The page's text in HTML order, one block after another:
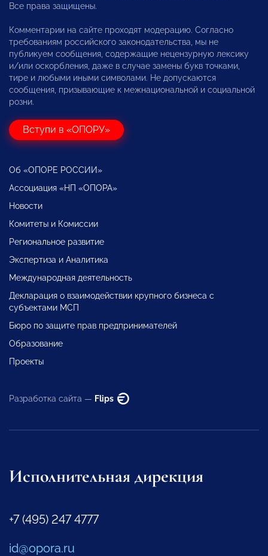
Все права защищены.
Комментарии на сайте проходят модерацию. Согласно
требованиям российского законодательства, мы не
публикуем сообщения, содержащие нецензурную лексику
и/или оскорбления, даже в случае замены букв точками,
тире и любыми иными символами. Не допускаются
сообщения, призывающие к межнациональной и социальной
розни.
Вступи в «ОПОРУ»
Об «ОПОРЕ РОССИИ»
Ассоциация «НП «ОПОРА»
Новости
Комитеты и Комиссии
Региональное развитие
Экспертиза и Аналитика
Международная деятельность
Декларация о взаимодействии крупного бизнеса с
субъектами МСП
Бюро по защите прав предпринимателей
Образование
Проекты
Разработка сайта — Flips
Исполнительная дирекция
+7 (495) 247 4777
id@opora.ru